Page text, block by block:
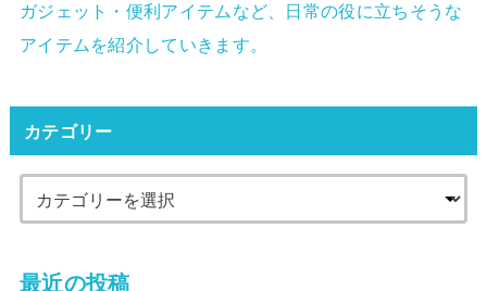
ガジェット・便利アイテムなど、日常の役に立ちそうな
アイテムを紹介していきます。
カテゴリー
最近の投稿